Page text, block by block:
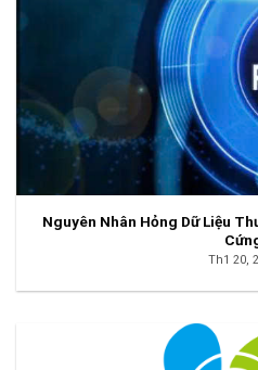
Nguyên Nhân Hỏng Dữ Liệu
Th1 20,